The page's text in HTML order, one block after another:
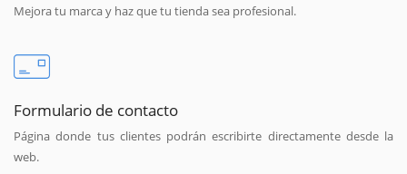
Mejora tu marca y haz que tu tienda sea profesional.
Formulario de contacto
Página donde tus clientes podrán escribirte directamente desde la
web.